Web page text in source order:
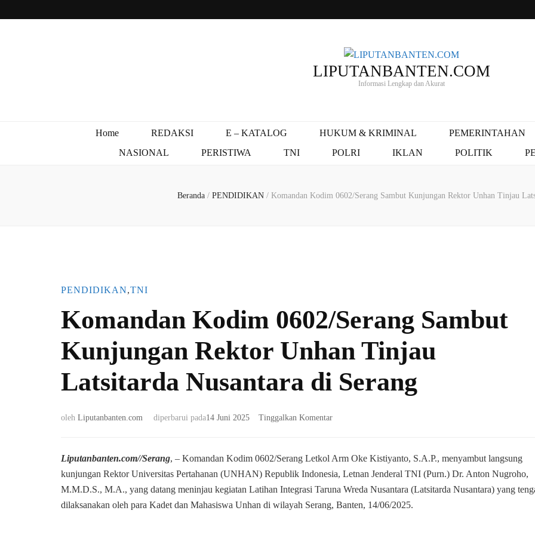
LIPUTANBANTEN.COM
Informasi Lengkap dan Akurat
Home REDAKSI E – KATALOG HUKUM & KRIMINAL
PEMERINTAHAN
NASIONAL
PERISTIWA TNI POLRI IKLAN POLITIK
Beranda / PENDIDIKAN / Komandan Kodim 0602/Serang Sambut Kunjungan Rektor Unhan Tinjau
PENDIDIKAN,TNI
Komandan Kodim 0602/Serang Sambut
Kunjungan Rektor Unhan Tinjau
Latsitarda Nusantara di Serang
oleh Liputanbanten.com diperbarui pada14 Juni 2025 Tinggalkan Komentarpada
0602/Serang
Kunjungan
Rektor
Unhan
Liputanbanten.com//Serang, – Komandan Kodim 0602/Serang Letkol Arm Oke Kistiyanto, S.A.P., menyambut langsung
kunjungan Rektor Universitas Pertahanan (UNHAN) Republik Indonesia, Letnan Jenderal TNI (Purn.) Dr. Anton Nugroho,
M.M.D.S., M.A., yang datang meninjau kegiatan Latihan Integrasi Taruna Wreda Nusantara (Latsitarda Nusantara) yang
dilaksanakan oleh para Kadet dan Mahasiswa Unhan di wilayah Serang, Banten, 14/06/2025.